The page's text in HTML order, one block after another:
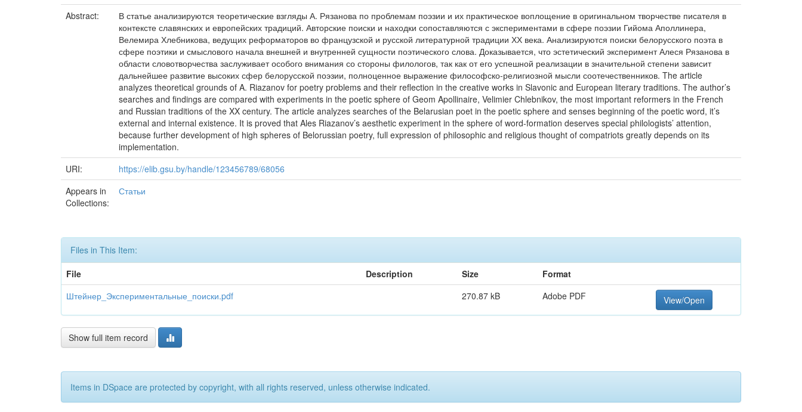
Abstract:
В статье анализируются теоретические взгляды А. Рязанова по проблемам поэзии и их практическое воплощение в оригинальном творчестве писателя в
контексте славянских и европейских традиций. Авторские поиски и находки сопоставляются с экспериментами в сфере поэзии Гийома Аполлинера,
Велемира Хлебникова, ведущих реформаторов во французской и русской литературной традиции ХХ века. Анализируются поиски белорусского поэта в
сфере поэтики и смыслового начала внешней и внутренней сущности поэтического слова. Доказывается, что эстетический эксперимент Алеся Рязанова в
области словотворчества заслуживает особого внимания со стороны филологов, так как от его успешной реализации в значительной степени зависит
дальнейшее развитие высоких сфер белорусской поэзии, полноценное выражение философско-религиозной мысли соотечественников. The article
analyzes theoretical grounds of A. Riazanov for poetry problems and their reflection in the creative works in Slavonic and European literary traditions. The author’s
searches and findings are compared with experiments in the poetic sphere of Geom Apollinaire, Velimier Chlebnikov, the most important reformers in the French
and Russian traditions of the XX century. The article analyzes searches of the Belarusian poet in the poetic sphere and senses beginning of the poetic word, it’s
external and internal existence. It is proved that Ales Riazanov’s aesthetic experiment in the sphere of word-formation deserves special philologists’ attention,
because further development of high spheres of Belorussian poetry, full expression of philosophic and religious thought of compatriots greatly depends on its
implementation.
URI:
https://elib.gsu.by/handle/123456789/68056
Appears in
Collections:
Статьи
Files in This Item:
File
Description Size
Format
Штейнер_Экспериментальные_поиски.pdf
270.87 kB Adobe PDF View/Open
Show full item record
Items in DSpace are protected by copyright, with all rights reserved, unless otherwise indicated.